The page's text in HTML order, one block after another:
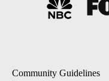
Community Guidelines